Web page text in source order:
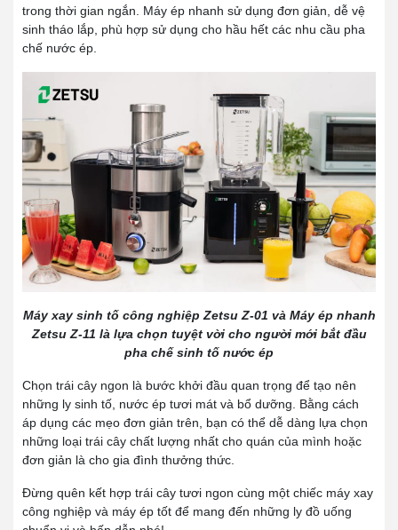
trong thời gian ngắn. Máy ép nhanh sử dụng đơn giản, dễ vệ
sinh tháo lắp, phù hợp sử dụng cho hầu hết các nhu cầu pha
chế nước ép.
Máy xay sinh tố công nghiệp Zetsu Z-01 và Máy ép nhanh
Zetsu Z-11 là lựa chọn tuyệt vời cho người mới bắt đầu
pha chế sinh tố nước ép
Chọn trái cây ngon là bước khởi đầu quan trọng để tạo nên
những ly sinh tố, nước ép tươi mát và bổ dưỡng. Bằng cách
áp dụng các mẹo đơn giản trên, bạn có thể dễ dàng lựa chọn
những loại trái cây chất lượng nhất cho quán của mình hoặc
đơn giản là cho gia đình thưởng thức.
Đừng quên kết hợp trái cây tươi ngon cùng một chiếc máy xay
công nghiệp và máy ép tốt để mang đến những ly đồ uống